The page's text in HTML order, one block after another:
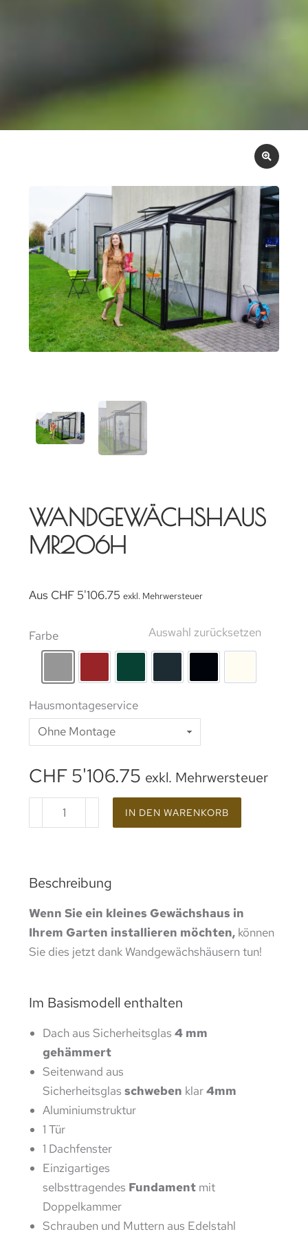
WANDGEWÄCHSHAUS
MR206H
Aus CHF 5'106.75 exkl. Mehrwersteuer
Farbe
Hausmontageservice
Auswahl zurücksetzen
CHF 5'106.75 exkl. Mehrwersteuer
IN DEN WARENKORB
Beschreibung
Wenn Sie ein kleines Gewächshaus in
Ihrem Garten installieren möchten, können
Sie dies jetzt dank Wandgewächshäusern tun!
Im Basismodell enthalten
Dach aus Sicherheitsglas4 mm
gehämmert
Seitenwand aus
Sicherheitsglasschweben klar4mm
Aluminiumstruktur
1 Tür
1 Dachfenster
Einzigartiges
selbsttragendes Fundament mit
Doppelkammer
Schrauben und Muttern aus Edelstahl